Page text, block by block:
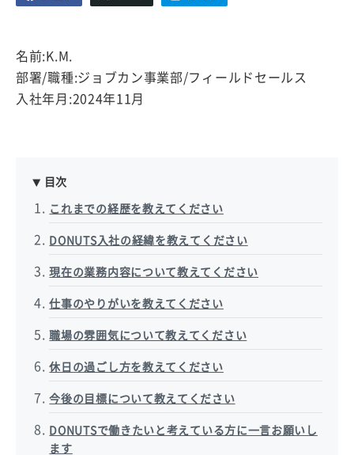
名前:K.M.
部署/職種:ジョブカン事業部/フィールドセールス
入社年月:2024年11月
目次
これまでの経歴を教えてください
DONUTS入社の経緯を教えてください
現在の業務内容について教えてください
仕事のやりがいを教えてください
職場の雰囲気について教えてください
休日の過ごし方を教えてください
今後の目標について教えてください
DONUTSで働きたいと考えている方に一言お願いし
ます